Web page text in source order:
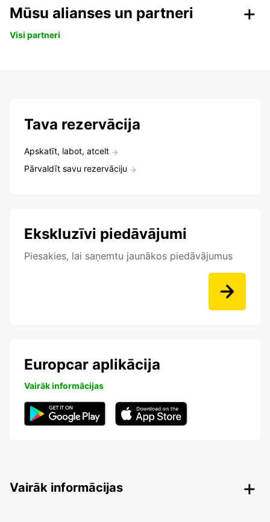
Mūsu alianses un partneri
Visi partneri
Tava rezervācija
Apskatīt, labot, atcelt
Pārvaldīt savu rezervāciju
Ekskluzīvi piedāvājumi
Piesakies, lai saņemtu jaunākos piedāvājumus
Europcar aplikācija
Vairāk informācijas
Vairāk informācijas